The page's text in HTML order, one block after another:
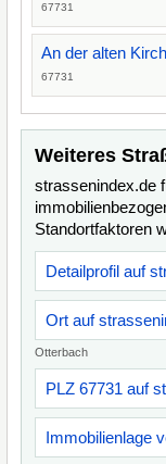
67731
An der alten
67731
Weiteres
strassenindex.de
Standortfaktoren
Detailprofil auf
Ort auf
Otterbach
PLZ 67731 auf
Immobilienlage